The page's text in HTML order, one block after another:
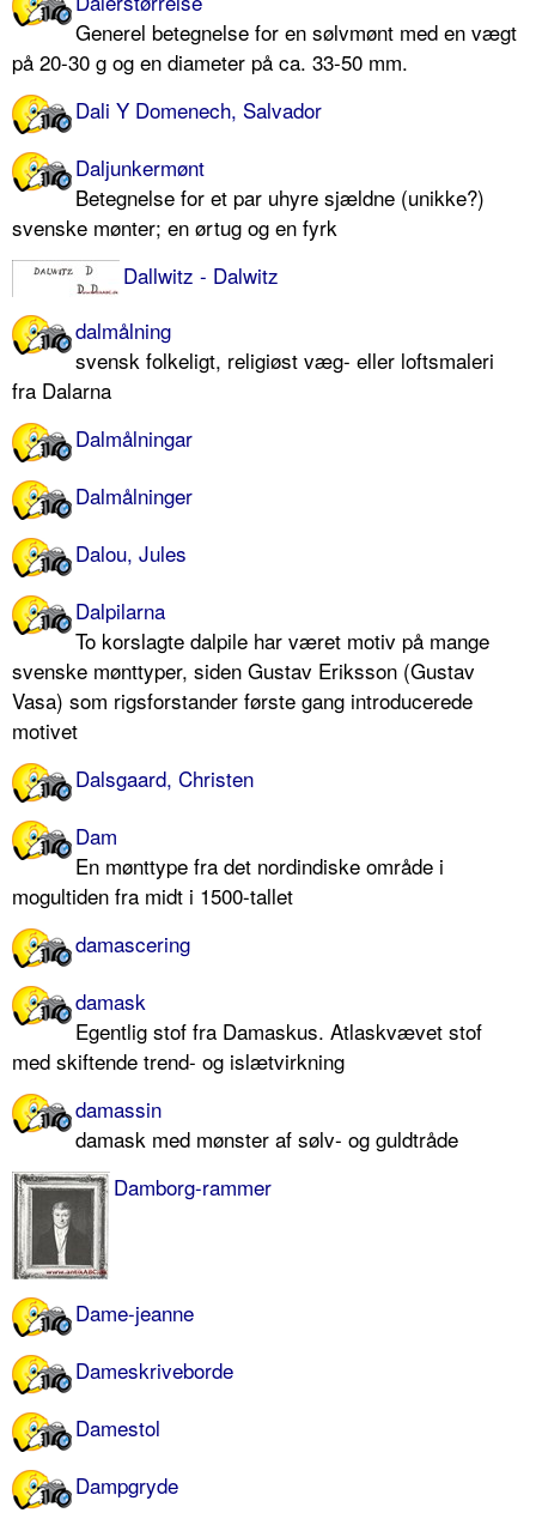
Generel betegnelse for en sølvmønt med en vægt
på 20-30 g og en diameter på ca. 33-50 mm.
Dali Y Domenech, Salvador
Daljunkermønt
Betegnelse for et par uhyre sjældne (unikke?)
svenske mønter; en ørtug og en fyrk
Dallwitz - Dalwitz
dalmålning
svensk folkeligt, religiøst væg- eller loftsmaleri
fra Dalarna
Dalmålningar
Dalmålninger
Dalou, Jules
Dalpilarna
To korslagte dalpile har været motiv på mange
svenske mønttyper, siden Gustav Eriksson (Gustav
Vasa) som rigsforstander første gang introducerede
motivet
Dalsgaard, Christen
Dam
En mønttype fra det nordindiske område i
mogultiden fra midt i 1500-tallet
damascering
damask
Egentlig stof fra Damaskus. Atlaskvævet stof
med skiftende trend- og islætvirkning
damassin
damask med mønster af sølv- og guldtråde
Damborg-rammer
Dame-jeanne
Dameskriveborde
Damestol
Dampgryde